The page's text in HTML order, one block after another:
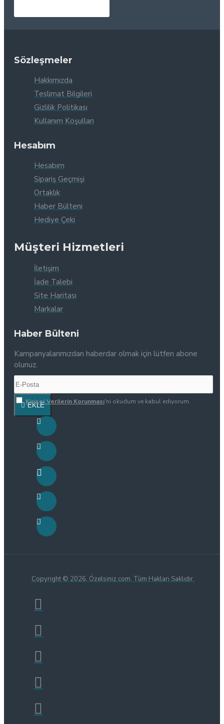
Sözleşmeler
Hakkımızda
Teslimat Bilgileri
Gizlilik Politikası
Kullanım Koşulları
Hesabım
Hesabım
Sipariş Geçmişi
Ortaklık
Haber Bülteni
Hediye Çeki
Müşteri Hizmetleri
İletişim
İade Talebi
Site Haritası
Markalar
Haber Bülteni
Kampanyalarımızdan haberdar olmak için lütfen abone
olunuz.
EKLE
Kişisel Verilerin Korunması'ni okudum ve kabul ediyorum.
Copyright © 2026, Özelsiniz.com, Tüm Hakları Saklıdır.